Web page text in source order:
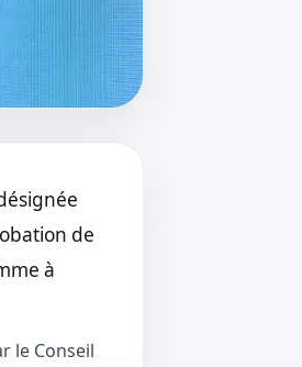
de
à
le Conseil